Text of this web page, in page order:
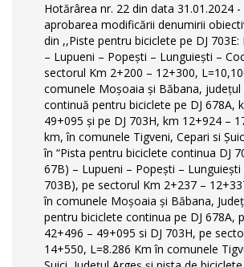
Hotărârea nr. 22 din data 31.01.2024
aprobarea modificării denumirii
din ,,Piste pentru biciclete pe DJ
– Lupueni – Popești – Lunguiești –
sectorul Km 2+200 – 12+300,
comunele Moșoaia și Băbana, judeţul
continuă pentru biciclete pe DJ 678A,
49+095 și pe DJ 703H, km 12+924 –
km, în comunele Tigveni, Cepari si
în “Pista pentru biciclete continua DJ
67B) – Lupueni – Popești – Lunguiești
703B), pe sectorul Km 2+237 –
în comunele Moșoaia și Băbana,
pentru biciclete continua pe DJ 678A,
42+496 – 49+095 si DJ 703H, pe
14+550, L=8.286 Km în comunele